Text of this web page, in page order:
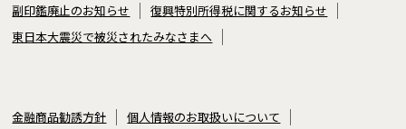
副印鑑廃止のお知らせ
復興特別所得税に関するお知らせ
東日本大震災で被災されたみなさまへ
金融商品勧誘方針
個人情報のお取扱いについて